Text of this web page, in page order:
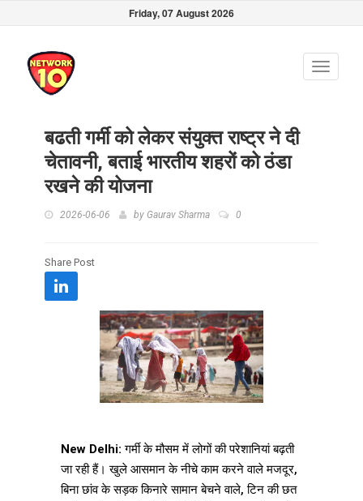
Friday, 07 August 2026
Toggle
बढती गर्मी को लेकर संयुक्त राष्ट्र ने दी
चेतावनी, बताई भारतीय शहरों को ठंडा
रखने की योजना
2026-06-06 by Gaurav Sharma 0
Share Post
New Delhi: गर्मी के मौसम में लोगों की परेशानियां बढ़ती
जा रही हैं। खुले आसमान के नीचे काम करने वाले मजदूर,
बिना छांव के सड़क किनारे सामान बेचने वाले, टिन की छत